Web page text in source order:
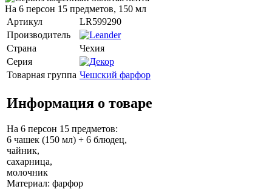
На 6 персон 15 предметов, 150 мл
Артикул
LR599290
Производитель
Страна
Чехия
Серия
Товарная группа Чешский фарфор
Информация о товаре
На 6 персон 15 предметов:
6 чашек (150 мл) + 6 блюдец,
чайник,
сахарница,
молочник
Материал: фарфор